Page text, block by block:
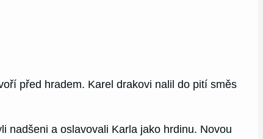
před hradem. Karel drakovi nalil do pití směs
nadšeni a oslavovali Karla jako hrdinu. Novou